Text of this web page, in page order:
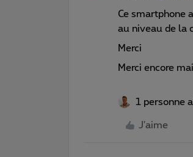
Ce smartphone
au niveau de la
Merci
Merci encore
1 personne
J'aime